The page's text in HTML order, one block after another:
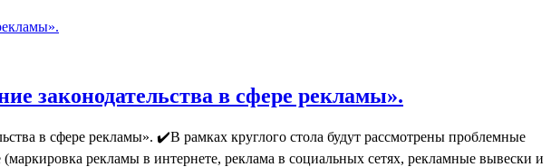
законодательства в сфере рекламы».
в сфере рекламы». ✔️В рамках круглого стола будут рассмотрены проблемные
рекламы в интернете, реклама в социальных сетях, рекламные вывески и